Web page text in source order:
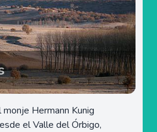
Hermann Kunig
el Valle del Órbigo,